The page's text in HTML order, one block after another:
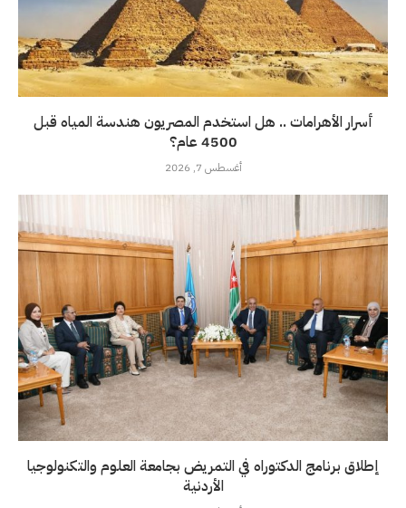
أسرار الأهرامات .. هل استخدم المصريون هندسة المياه قبل
4500 عام؟
أغسطس 7, 2026
إطلاق برنامج الدكتوراه في التمريض بجامعة العلوم والتكنولوجيا
الأردنية